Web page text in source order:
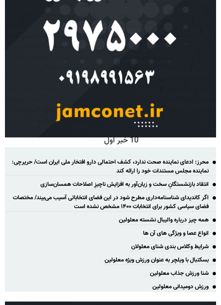
10 خبر اول
محرز: ادعای نماینده صحت ندارد، کشف احتمالی دارو افتخار ملی ایران است/ حریرچی:
نماینده مجلس مستندات خود را ارائه کند
انتقاد بازنشستگانِ سخت و زیان‌آور به افزایش ناچیزِ اصلاحات همسان‌سازی
اگر کاندیدای شناسنامه‌‎داری مطرح شود در این فضای انتخاباتی آسیب می‌بیند/ مختصات
فضای سیاسی کشور برای انتخابات ۱۴۰۰ مشخص نشده است
همه چیز درباره والیبال نشسته معلولین
انواع عصا و ویژگی های آن ها
شرایط وکلاس بندی شنای معلولان
بسکتبال با ویلچر به عنوان ورزش ویژه معلولین
شنا ورزش جذاب معلولین
ورزش دومیدانی معلولین